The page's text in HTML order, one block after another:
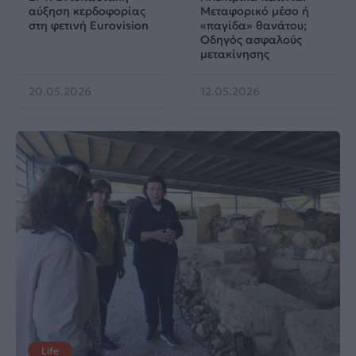
αύξηση κερδοφορίας
στη φετινή Eurovision
20.05.2026
Μεταφορικό μέσο ή
«παγίδα» θανάτου;
Οδηγός ασφαλούς
μετακίνησης
12.05.2026
Life